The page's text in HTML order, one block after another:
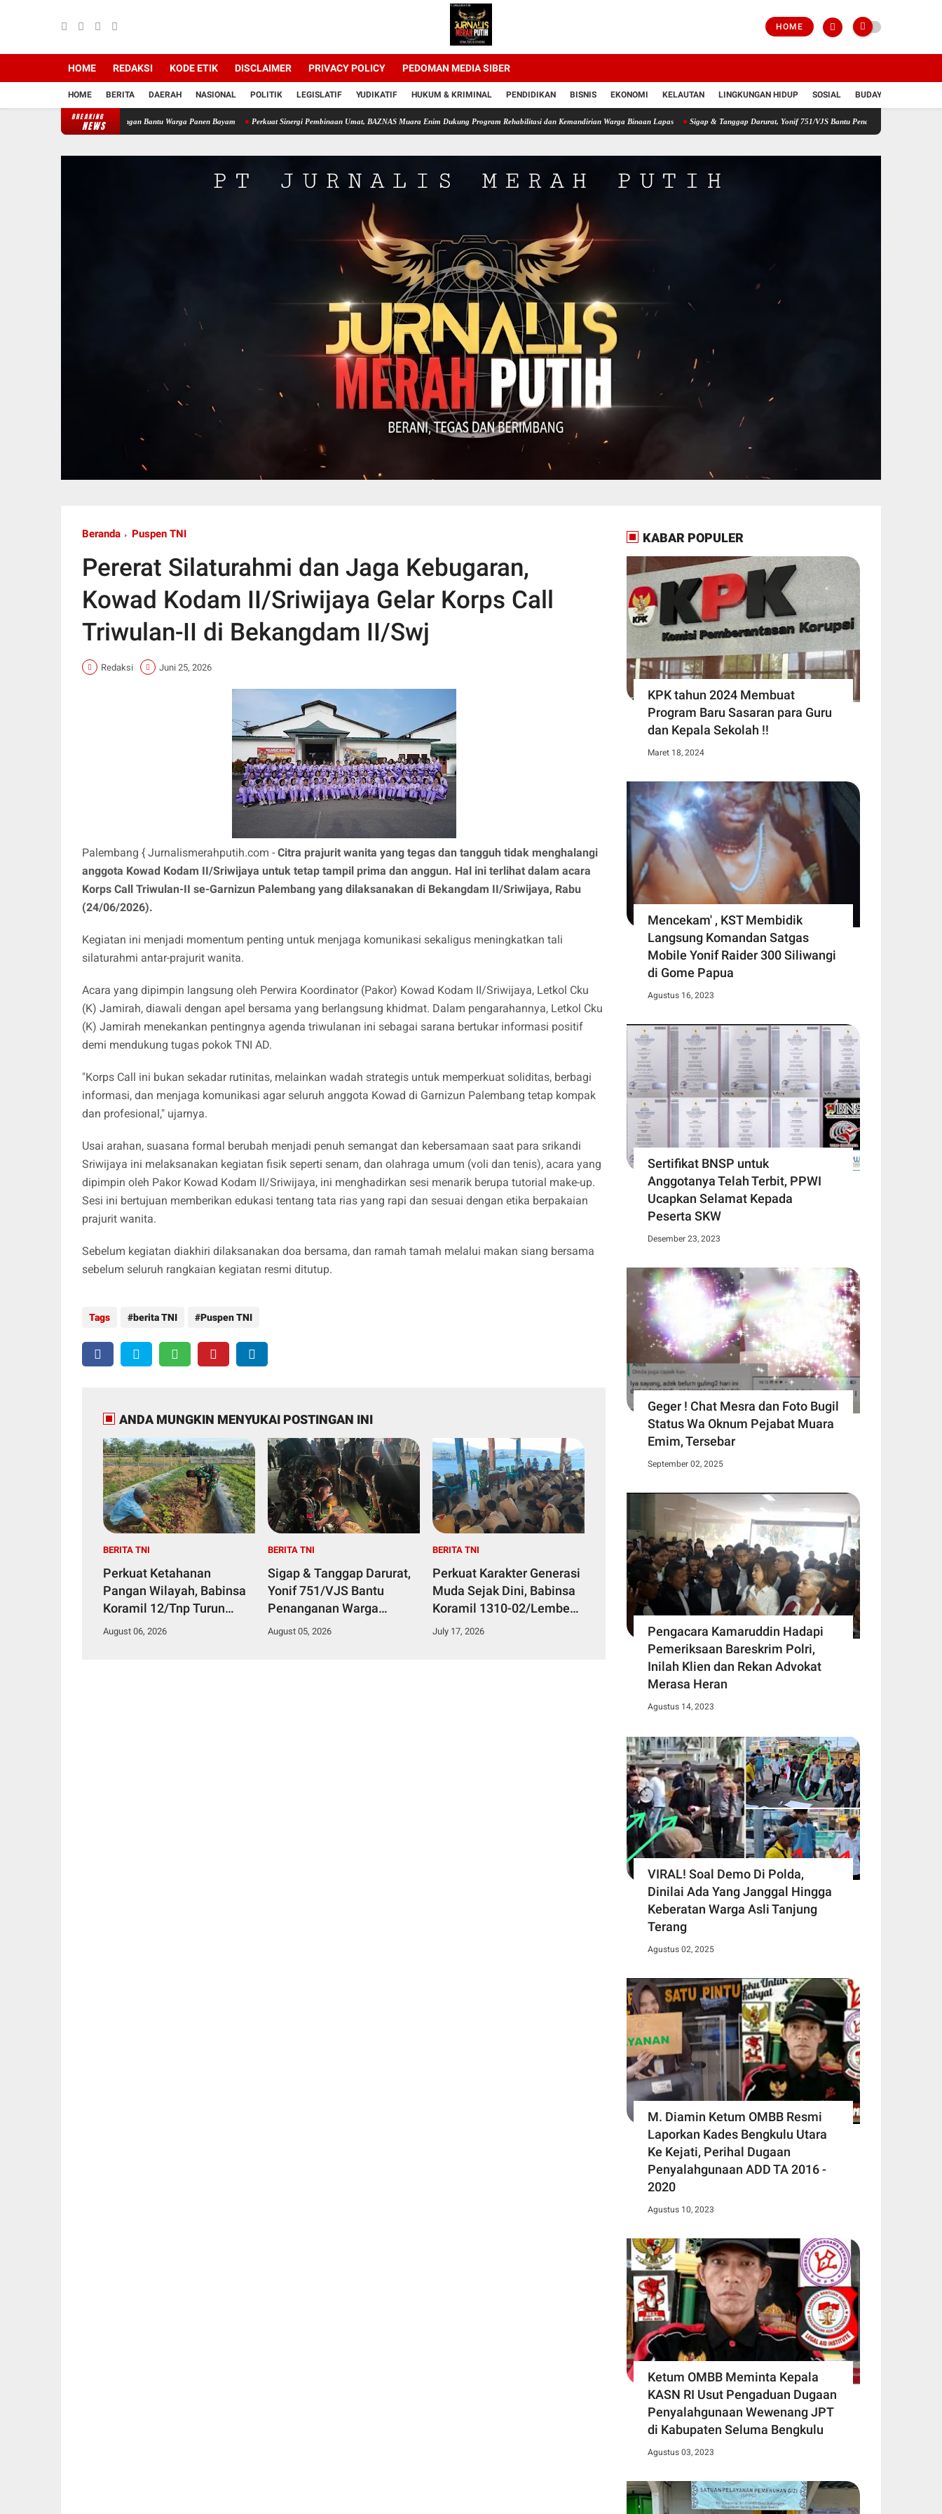
HOME
HOME REDAKSI KODE ETIK DISCLAIMER PRIVACY POLICY PEDOMAN MEDIA SIBER
HOME BERITA DAERAH NASIONAL POLITIK LEGISLATIF YUDIKATIF HUKUM & KRIMINAL PENDIDIKAN BISNIS EKONOMI KELAUTAN LINGKUNGAN HIDUP SOSIAL BUDAYA
BREAKING
NEWS
12/Tnp Turun Tangan Bantu Warga Panen Bayam Perkuat Sinergi Pembinaan Umat, BAZNAS Muara Enim Dukung Program Rehabilitasi dan Kemandirian Warga Binaan Lapas Sigap & Tanggap Darurat, Yonif 751/VJS Bantu Penanganan Warga Diduga Keracunan
Beranda Puspen TNI
Pererat Silaturahmi dan Jaga Kebugaran,
Kowad Kodam II/Sriwijaya Gelar Korps Call
Triwulan-II di Bekangdam II/Swj
Redaksi Juni 25, 2026
Palembang { Jurnalismerahputih.com - ​ Citra prajurit wanita yang tegas dan tangguh tidak menghalangi
anggota Kowad Kodam II/Sriwijaya untuk tetap tampil prima dan anggun. Hal ini terlihat dalam acara
Korps Call Triwulan-II se-Garnizun Palembang yang dilaksanakan di Bekangdam II/Sriwijaya, Rabu
(24/06/2026).
Kegiatan ini menjadi momentum penting untuk menjaga komunikasi sekaligus meningkatkan tali
silaturahmi antar-prajurit wanita.
​Acara yang dipimpin langsung oleh Perwira Koordinator (Pakor) Kowad Kodam II/Sriwijaya, Letkol Cku
(K) Jamirah, diawali dengan apel bersama yang berlangsung khidmat. Dalam pengarahannya, Letkol Cku
(K) Jamirah menekankan pentingnya agenda triwulanan ini sebagai sarana bertukar informasi positif
demi mendukung tugas pokok TNI AD.
​"Korps Call ini bukan sekadar rutinitas, melainkan wadah strategis untuk memperkuat soliditas, berbagi
informasi, dan menjaga komunikasi agar seluruh anggota Kowad di Garnizun Palembang tetap kompak
dan profesional," ujarnya.
​Usai arahan, suasana formal berubah menjadi penuh semangat dan kebersamaan saat para srikandi
Sriwijaya ini melaksanakan kegiatan fisik seperti senam, dan olahraga umum (voli dan tenis), acara yang
dipimpin oleh Pakor Kowad Kodam II/Sriwijaya, ini menghadirkan sesi menarik berupa tutorial make-up.
Sesi ini bertujuan memberikan edukasi tentang tata rias yang rapi dan sesuai dengan etika berpakaian
prajurit wanita.
Sebelum kegiatan diakhiri dilaksanakan doa bersama, dan ramah tamah melalui makan siang bersama
sebelum seluruh rangkaian kegiatan resmi ditutup.
Tags berita TNI Puspen TNI
ANDA MUNGKIN MENYUKAI POSTINGAN INI
BERITA TNI
Perkuat Ketahanan
Pangan Wilayah, Babinsa
Koramil 12/Tnp Turun
Tangan Bantu Warga
August 06, 2026
BERITA TNI
Sigap & Tanggap Darurat,
Yonif 751/VJS Bantu
Penanganan Warga
Diduga Keracunan
August 05, 2026
BERITA TNI
Perkuat Karakter Generasi
Muda Sejak Dini, Babinsa
Koramil 1310-02/Lembeh
Berikan Materi Bela
July 17, 2026
KABAR POPULER
KPK tahun 2024 Membuat
Program Baru Sasaran para Guru
dan Kepala Sekolah !!
Maret 18, 2024
Mencekam' , KST Membidik
Langsung Komandan Satgas
Mobile Yonif Raider 300 Siliwangi
di Gome Papua
Agustus 16, 2023
Sertifikat BNSP untuk
Anggotanya Telah Terbit, PPWI
Ucapkan Selamat Kepada
Peserta SKW
Desember 23, 2023
Geger ! Chat Mesra dan Foto Bugil
Status Wa Oknum Pejabat Muara
Emim, Tersebar
September 02, 2025
Pengacara Kamaruddin Hadapi
Pemeriksaan Bareskrim Polri,
Inilah Klien dan Rekan Advokat
Merasa Heran
Agustus 14, 2023
VIRAL! Soal Demo Di Polda,
Dinilai Ada Yang Janggal Hingga
Keberatan Warga Asli Tanjung
Terang
Agustus 02, 2025
M. Diamin Ketum OMBB Resmi
Laporkan Kades Bengkulu Utara
Ke Kejati, Perihal Dugaan
Penyalahgunaan ADD TA 2016 -
2020
Agustus 10, 2023
Ketum OMBB Meminta Kepala
KASN RI Usut Pengaduan Dugaan
Penyalahgunaan Wewenang JPT
di Kabupaten Seluma Bengkulu
Agustus 03, 2023